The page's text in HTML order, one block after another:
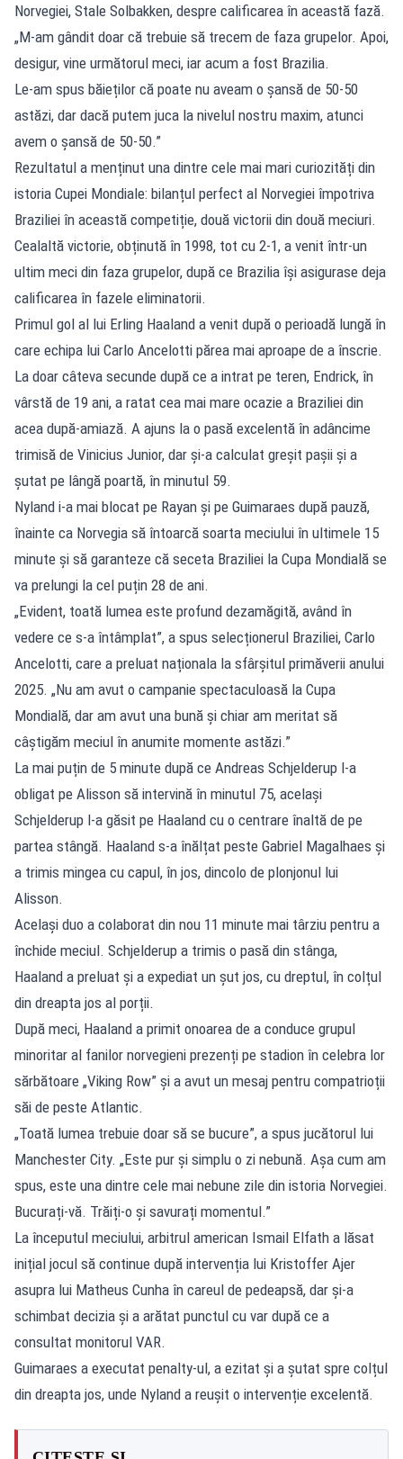
Norvegiei, Stale Solbakken, despre calificarea în această fază.
„M-am gândit doar că trebuie să trecem de faza grupelor. Apoi,
desigur, vine următorul meci, iar acum a fost Brazilia.
Le-am spus băieților că poate nu aveam o șansă de 50-50
astăzi, dar dacă putem juca la nivelul nostru maxim, atunci
avem o șansă de 50-50.”
Rezultatul a menținut una dintre cele mai mari curiozități din
istoria Cupei Mondiale: bilanțul perfect al Norvegiei împotriva
Braziliei în această competiție, două victorii din două meciuri.
Cealaltă victorie, obținută în 1998, tot cu 2-1, a venit într-un
ultim meci din faza grupelor, după ce Brazilia își asigurase deja
calificarea în fazele eliminatorii.
Primul gol al lui Erling Haaland a venit după o perioadă lungă în
care echipa lui Carlo Ancelotti părea mai aproape de a înscrie.
La doar câteva secunde după ce a intrat pe teren, Endrick, în
vârstă de 19 ani, a ratat cea mai mare ocazie a Braziliei din
acea după-amiază. A ajuns la o pasă excelentă în adâncime
trimisă de Vinicius Junior, dar și-a calculat greșit pașii și a
șutat pe lângă poartă, în minutul 59.
Nyland i-a mai blocat pe Rayan și pe Guimaraes după pauză,
înainte ca Norvegia să întoarcă soarta meciului în ultimele 15
minute și să garanteze că seceta Braziliei la Cupa Mondială se
va prelungi la cel puțin 28 de ani.
„Evident, toată lumea este profund dezamăgită, având în
vedere ce s-a întâmplat”, a spus selecționerul Braziliei, Carlo
Ancelotti, care a preluat naționala la sfârșitul primăverii anului
2025. „Nu am avut o campanie spectaculoasă la Cupa
Mondială, dar am avut una bună și chiar am meritat să
câștigăm meciul în anumite momente astăzi.”
La mai puțin de 5 minute după ce Andreas Schjelderup l-a
obligat pe Alisson să intervină în minutul 75, același
Schjelderup l-a găsit pe Haaland cu o centrare înaltă de pe
partea stângă. Haaland s-a înălțat peste Gabriel Magalhaes și
a trimis mingea cu capul, în jos, dincolo de plonjonul lui
Alisson.
Același duo a colaborat din nou 11 minute mai târziu pentru a
închide meciul. Schjelderup a trimis o pasă din stânga,
Haaland a preluat și a expediat un șut jos, cu dreptul, în colțul
din dreapta jos al porții.
După meci, Haaland a primit onoarea de a conduce grupul
minoritar al fanilor norvegieni prezenți pe stadion în celebra lor
sărbătoare „Viking Row” și a avut un mesaj pentru compatrioții
săi de peste Atlantic.
„Toată lumea trebuie doar să se bucure”, a spus jucătorul lui
Manchester City. „Este pur și simplu o zi nebună. Așa cum am
spus, este una dintre cele mai nebune zile din istoria Norvegiei.
Bucurați-vă. Trăiți-o și savurați momentul.”
La începutul meciului, arbitrul american Ismail Elfath a lăsat
inițial jocul să continue după intervenția lui Kristoffer Ajer
asupra lui Matheus Cunha în careul de pedeapsă, dar și-a
schimbat decizia și a arătat punctul cu var după ce a
consultat monitorul VAR.
Guimaraes a executat penalty-ul, a ezitat și a șutat spre colțul
din dreapta jos, unde Nyland a reușit o intervenție excelentă.